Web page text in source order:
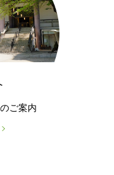
ご案内